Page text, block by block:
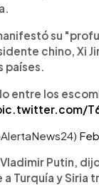
su
chino, Xi
países.
entre los
Putin,
Turquía y Siria